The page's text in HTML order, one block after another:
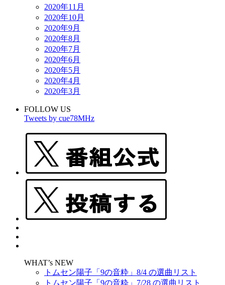
2020年11月
2020年10月
2020年9月
2020年8月
2020年7月
2020年6月
2020年5月
2020年4月
2020年3月
FOLLOW US
Tweets by cue78MHz
WHAT’s NEW
トムセン陽子「9の音粋」8/4 の選曲リスト
トムセン陽子「9の音粋」7/28 の選曲リスト